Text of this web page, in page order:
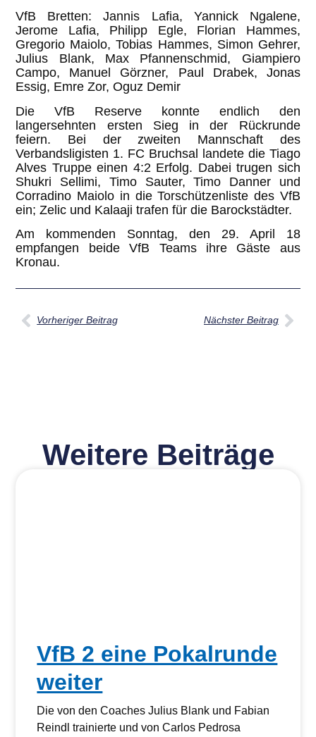
VfB Bretten: Jannis Lafia, Yannick Ngalene,
Jerome Lafia, Philipp Egle, Florian Hammes,
Gregorio Maiolo, Tobias Hammes, Simon Gehrer,
Julius Blank, Max Pfannenschmid, Giampiero
Campo, Manuel Görzner, Paul Drabek, Jonas
Essig, Emre Zor, Oguz Demir
Die VfB Reserve konnte endlich den
langersehnten ersten Sieg in der Rückrunde
feiern. Bei der zweiten Mannschaft des
Verbandsligisten 1. FC Bruchsal landete die Tiago
Alves Truppe einen 4:2 Erfolg. Dabei trugen sich
Shukri Sellimi, Timo Sauter, Timo Danner und
Corradino Maiolo in die Torschützenliste des VfB
ein; Zelic und Kalaaji trafen für die Barockstädter.
Am kommenden Sonntag, den 29. April 18
empfangen beide VfB Teams ihre Gäste aus
Kronau.
Vorheriger Beitrag Nächster Beitrag
Weitere Beiträge
VfB 2 eine Pokalrunde
weiter
Die von den Coaches Julius Blank und Fabian
Reindl trainierte und von Carlos Pedrosa